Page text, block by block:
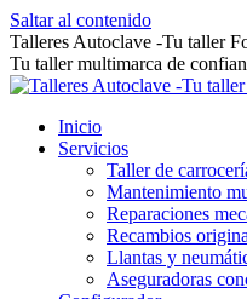
Saltar al contenido
Talleres Autoclave -Tu taller
Tu taller multimarca de
Inicio
Servicios
Taller de
Mantenimiento
Reparaciones
Recambios
Llantas y
Aseguradoras